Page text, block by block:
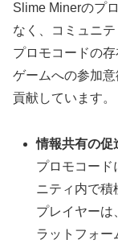
Slime Minerのプ
なく、コミュニ
プロモコードの
ゲームへの参加
貢献しています。
情報共有の促
プロモコード
ニティ内で積
プレイヤー
ラットフォー